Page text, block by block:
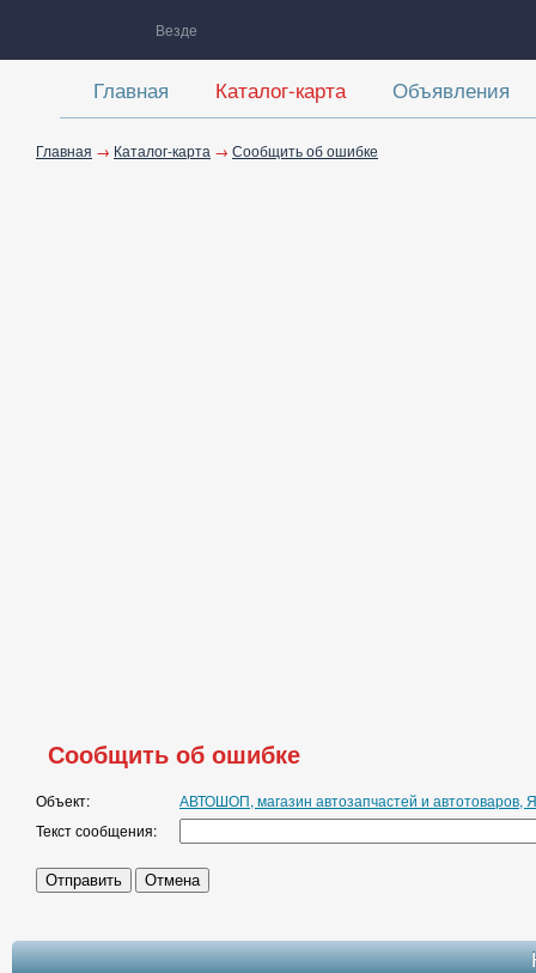
Везде
Главная Каталог-карта Объявления
Главная → Каталог-карта → Сообщить об ошибке
Сообщить об ошибке
Объект:
АВТОШОП, магазин автозапчастей и автотоваров,
Текст сообщения: